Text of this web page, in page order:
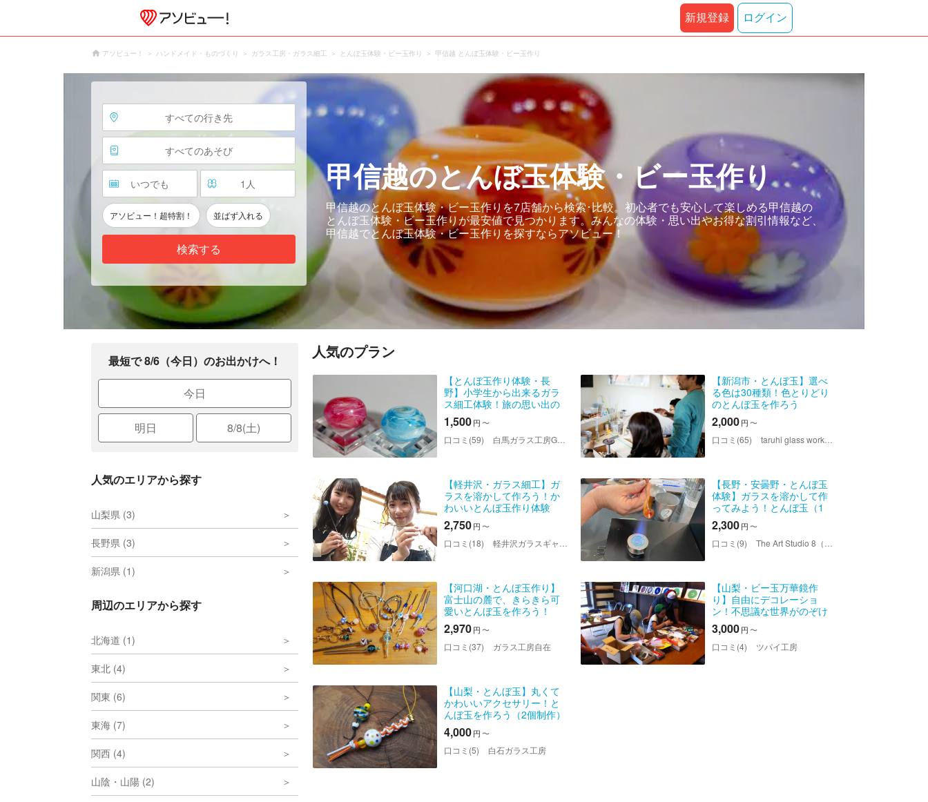
新規登録 ログイン
アソビュー！ ハンドメイド・ものづくり ガラス工房・ガラス細工 とんぼ玉体験・ビー玉作り 甲信越 とんぼ玉体験・ビー玉作り
すべての行き先
すべてのあそび
いつでも 1 人
アソビュー！超特割！ 並ばず入れる
検索する
甲信越のとんぼ玉体験・ビー玉作り
甲信越のとんぼ玉体験・ビー玉作りを7店舗から検索･比較。初心者でも安心して楽しめる甲信越の
とんぼ玉体験・ビー玉作りが最安値で見つかります。みんなの体験・思い出やお得な割引情報など、
甲信越でとんぼ玉体験・ビー玉作りを探すならアソビュー！
最短で 8/6（今日）のお出かけへ！
今日
明日 8/8(土)
人気のエリアから探す
山梨県 (3)
長野県 (3)
新潟県 (1)
周辺のエリアから探す
北海道 (1)
東北 (4)
関東 (6)
東海 (7)
関西 (4)
山陰・山陽 (2)
人気のプラン
【とんぼ玉作り体験・長
野】小学生から出来るガラ
ス細工体験！旅の思い出の
一品に、1対1で安心安全サ
ポート！白馬駅より車で5分
1,500円 〜
口コミ(59) 白馬ガラス工房GAKU
【新潟市・とんぼ玉】選べ
る色は30種類！色とりどり
のとんぼ玉を作ろう
2,000円 〜
口コミ(65) taruhi glass works（タルヒグラスワークス）
【軽井沢・ガラス細工】ガ
ラスを溶かして作ろう！か
わいいとんぼ玉作り体験
2,750円 〜
口コミ(18) 軽井沢ガラスギャラリー アームス
【長野・安曇野・とんぼ玉
体験】ガラスを溶かして作
ってみよう！とんぼ玉（1
個）
2,300円 〜
口コミ(9) The Art Studio 8（ザ・アートスタジオ エイト）
【河口湖・とんぼ玉作り】
富士山の麓で、きらきら可
愛いとんぼ玉を作ろう！
2,970円 〜
口コミ(37) ガラス工房自在
【山梨・ビー玉万華鏡作
り】自由にデコレーショ
ン！不思議な世界がのぞけ
る万華鏡づくり
3,000円 〜
口コミ(4) ツパイ工房
【山梨・とんぼ玉】丸くて
かわいいアクセサリー！と
んぼ玉を作ろう（2個制作）
4,000円 〜
口コミ(5) 白石ガラス工房